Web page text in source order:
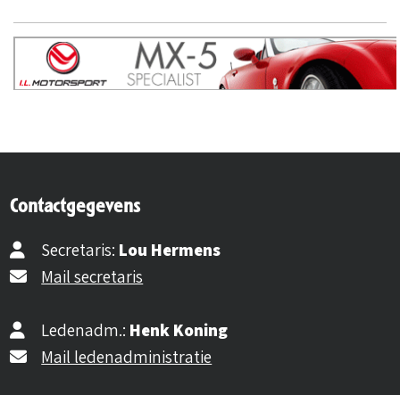
Contactgegevens
Secretaris: Lou Hermens
Mail secretaris
Ledenadm.: Henk Koning
Mail ledenadministratie